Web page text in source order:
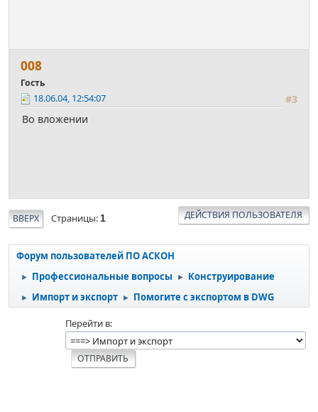
008
Гость
#3
18.06.04, 12:54:07
Во вложении
ВВЕРХ Страницы 1 ДЕЙСТВИЯ ПОЛЬЗОВАТЕЛЯ
Форум пользователей ПО АСКОН
► Профессиональные вопросы ► Конструирование
► Импорт и экспорт ► Помогите с экспортом в DWG
Перейти в